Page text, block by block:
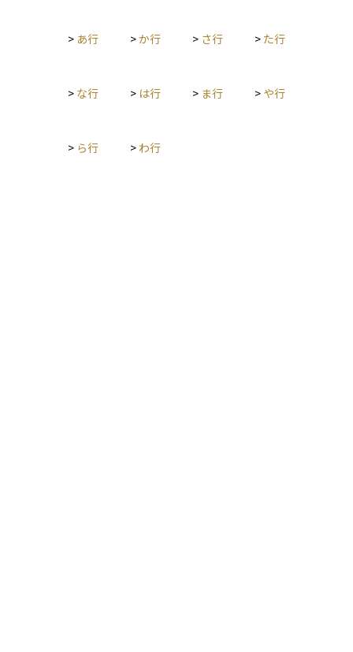
> あ行 >か行 > さ行 > た行
> な行 > は行 > ま行 > や行
> ら行 > わ行